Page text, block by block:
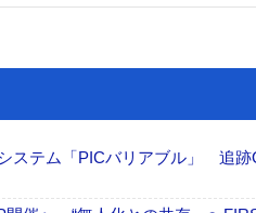
ステム「PICバリアブル」 追跡